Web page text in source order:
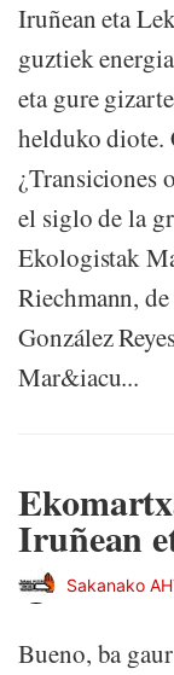
Iruñean eta
guztiek
eta gure
helduko diote.
¿Transiciones
el siglo de la
Ekologistak
Riechmann,
González
Mar&iacu...
Iruñean
Sakanako
Bueno, ba